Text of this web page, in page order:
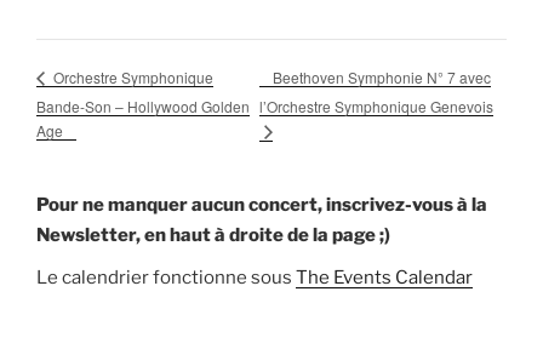
Orchestre Symphonique
Bande-Son – Hollywood Golden
Age
Beethoven Symphonie N° 7 avec
l’Orchestre Symphonique Genevois
Pour ne manquer aucun concert, inscrivez-vous à la
Newsletter, en haut à droite de la page ;)
Le calendrier fonctionne sous The Events Calendar